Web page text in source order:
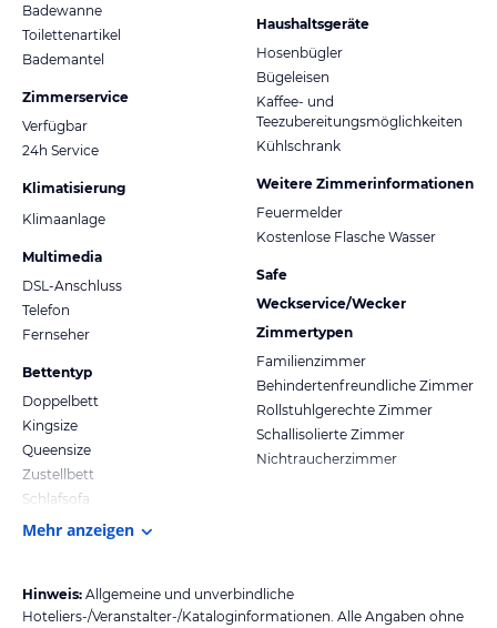
Badewanne
Toilettenartikel
Bademantel
Zimmerservice
Verfügbar
24h Service
Klimatisierung
Klimaanlage
Multimedia
DSL-Anschluss
Telefon
Fernseher
Bettentyp
Doppelbett
Kingsize
Queensize
Zustellbett
Schlafsofa
Haushaltsgeräte
Hosenbügler
Bügeleisen
Kaffee- und
Teezubereitungsmöglichkeiten
Kühlschrank
Weitere Zimmerinformationen
Feuermelder
Kostenlose Flasche Wasser
Safe
Weckservice/Wecker
Zimmertypen
Familienzimmer
Behindertenfreundliche Zimmer
Rollstuhlgerechte Zimmer
Schallisolierte Zimmer
Nichtraucherzimmer
Mehr anzeigen
Hinweis: Allgemeine und unverbindliche
Hoteliers-/Veranstalter-/Kataloginformationen. Alle Angaben ohne